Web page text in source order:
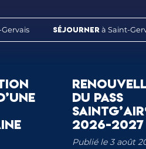
Séjourner à Saint-
DU PASS
2026-2027
Publié le 3 août